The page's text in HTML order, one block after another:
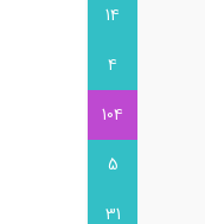
14
4
104
5
31